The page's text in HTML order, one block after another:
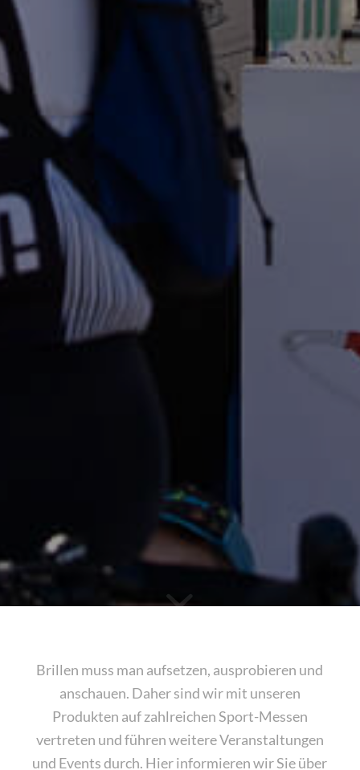
Brillen muss man aufsetzen, ausprobieren und
anschauen. Daher sind wir mit unseren
Produkten auf zahlreichen Sport-Messen
vertreten und führen weitere Veranstaltungen
und Events durch. Hier informieren wir Sie über